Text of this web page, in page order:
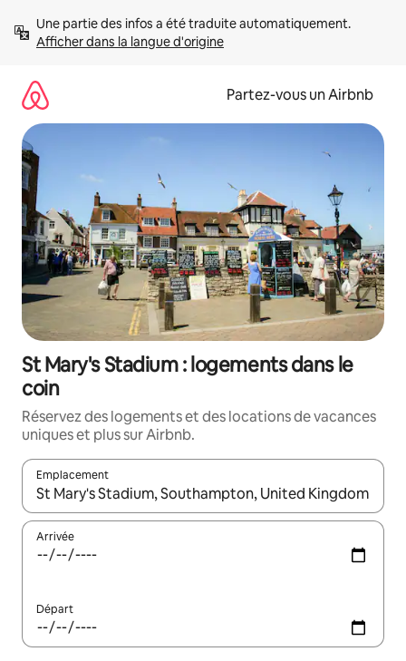
directement
Afficher dans la langue d'origine
Partez-vous un Airbnb
St Mary's Stadium : logements dans le
coin
Réservez des logements et des locations de vacances
uniques et plus sur Airbnb.
Emplacement
Quand les résultats sont affichés, parcourez-les en utilisant
Arrivée
Départ